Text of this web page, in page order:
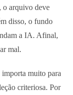
o arquivo deve
disso, o fundo
a IA. Afinal,
mal.
muito para
criteriosa. Por